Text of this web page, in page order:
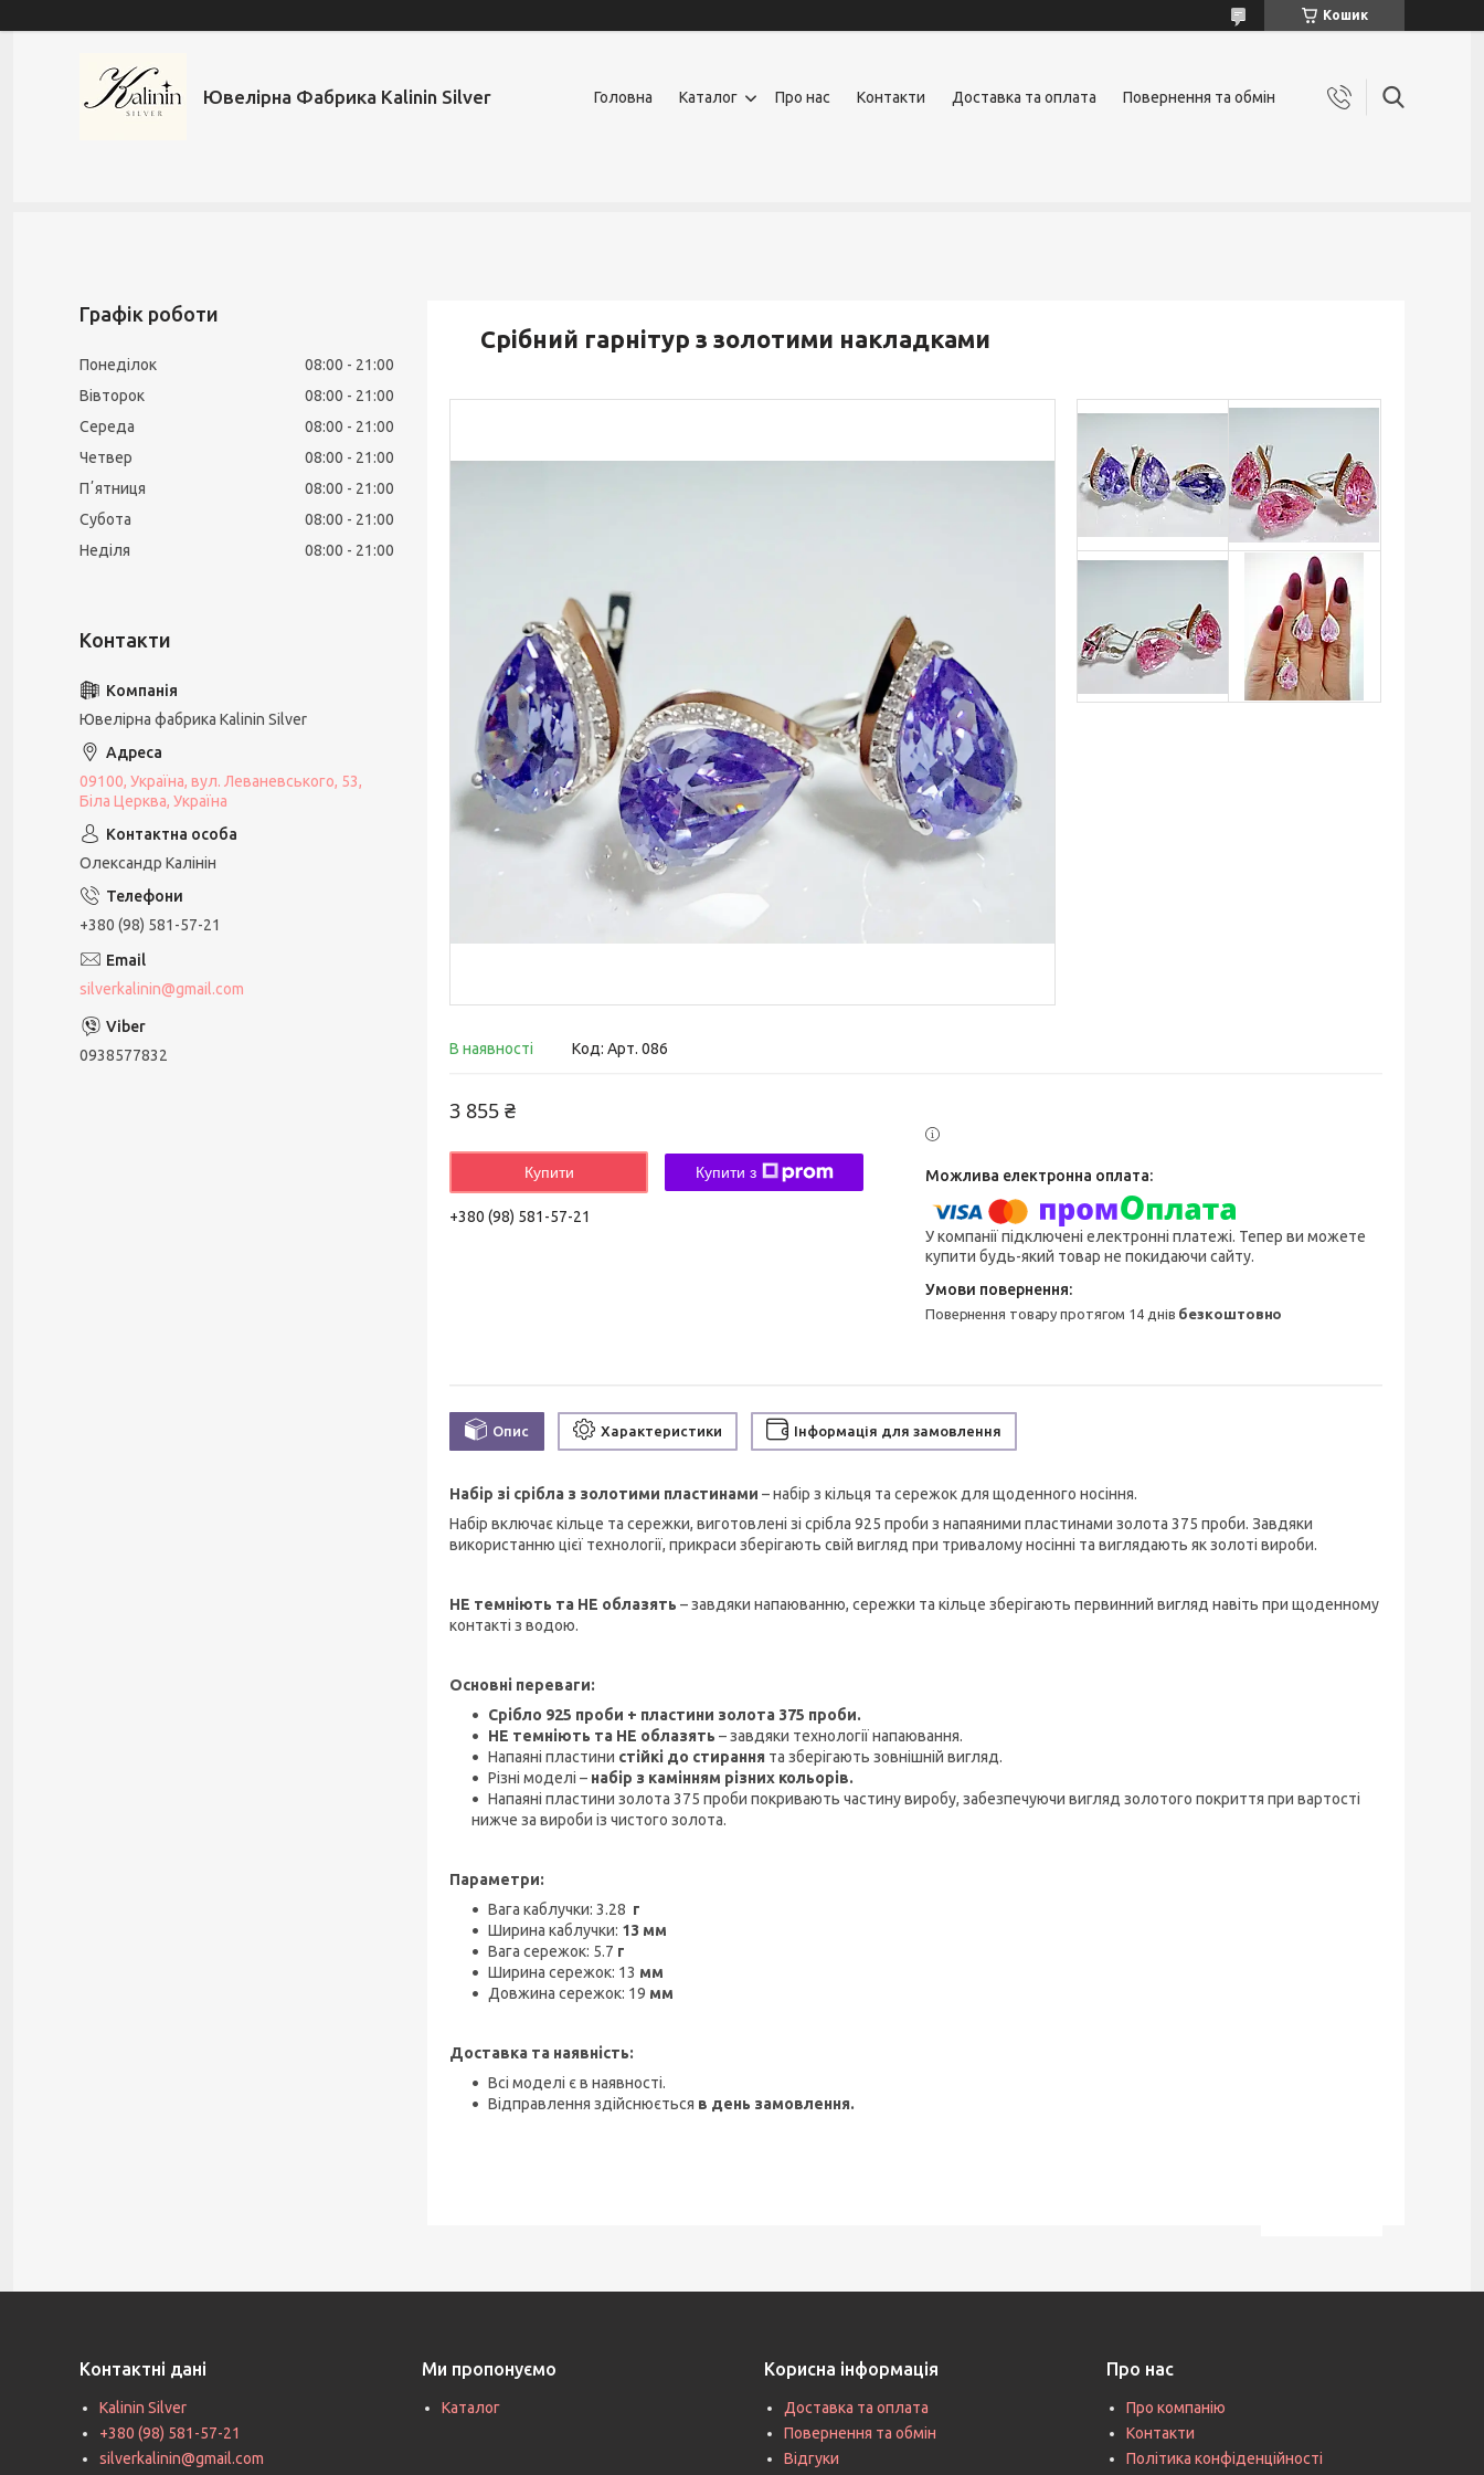
Кошик
Ювелірна Фабрика Kalinin Silver Головна Каталог Про нас Контакти Доставка та оплата Повернення та обмін
Срібний гарнітур з золотими накладками
В наявності Код: Арт. 086
3 855 ₴
Купити Купити з
+380 (98) 581-57-21
У компанії підключені електронні платежі. Тепер ви можете
купити будь-який товар не покидаючи сайту.
повернення товару протягом 14 днів безкоштовно
Опис Характеристики Інформація для замовлення
Набір зі срібла з золотими пластинами – набір з кільця та сережок для щоденного носіння.
Набір включає кільце та сережки, виготовлені зі срібла 925 проби з напаяними пластинами золота 375 проби. Завдяки
використанню цієї технології, прикраси зберігають свій вигляд при тривалому носінні та виглядають як золоті вироби.
НЕ темніють та НЕ облазять – завдяки напаюванню, сережки та кільце зберігають первинний вигляд навіть при щоденному
контакті з водою.
Основні переваги:
Срібло 925 проби + пластини золота 375 проби.
НЕ темніють та НЕ облазять – завдяки технології напаювання.
Напаяні пластини стійкі до стирання та зберігають зовнішній вигляд.
Різні моделі – набір з камінням різних кольорів.
Напаяні пластини золота 375 проби покривають частину виробу, забезпечуючи вигляд золотого покриття при вартості
нижче за вироби із чистого золота.
Параметри:
Вага каблучки: 3.28 г
Ширина каблучки: 13 мм
Вага сережок: 5.7 г
Ширина сережок: 13 мм
Довжина сережок: 19 мм
Доставка та наявність:
Всі моделі є в наявності.
Відправлення здійснюється в день замовлення.
Графік роботи
Понеділок 08:00
21:00
Вівторок
08:00
21:00
Середа
08:00
21:00
Четвер
08:00
21:00
Пʼятниця
08:00
21:00
Субота
08:00
21:00
Неділя
08:00 21:00
Ювелірна фабрика Kalinin Silver
09100, Україна, вул. Леваневського, 53,
Біла Церква, Україна
Олександр Калінін
+380 (98) 581-57-21
silverkalinin@gmail.com
0938577832
Контактні дані
Kalinin Silver
+380 (98) 581-57-21
silverkalinin@gmail.com
Ми пропонуємо
Каталог
Корисна інформація
Доставка та оплата
Повернення та обмін
Відгуки
Про нас
Про компанію
Контакти
Політика конфіденційності